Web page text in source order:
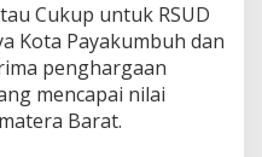
Cukup untuk RSUD
Kota Payakumbuh dan
penghargaan
mencapai nilai
Barat.